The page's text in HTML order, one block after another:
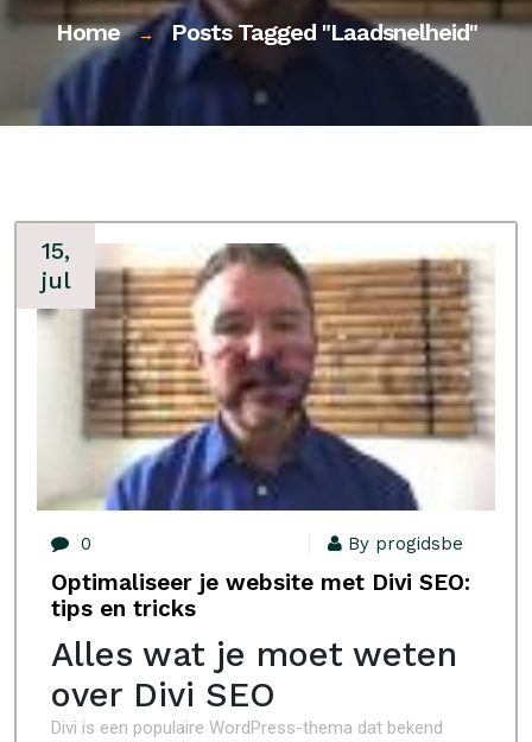
Home → Posts Tagged "laadsnelheid"
15,
jul
0 By progidsbe
Optimaliseer je website met Divi SEO:
tips en tricks
Alles wat je moet weten
over Divi SEO
Divi is een populaire WordPress-thema dat bekend